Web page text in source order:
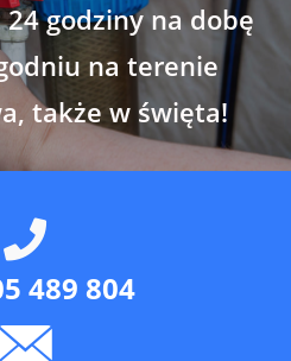
godziny na dobę
na terenie
także w święta!
489 804